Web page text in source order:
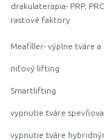
drakulaterapia- PRP,
rastové faktory
Meafiller- výplne tváre a
niťový lifting
Smartlifting
vypnutie tváre
vypnutie tváre